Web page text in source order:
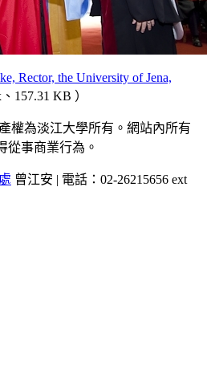
Rector, the University of Jena,
157.31 KB ）
權為淡江大學所有。網站內所有
從事商業行為。
曾江安 | 電話：02-26215656 ext